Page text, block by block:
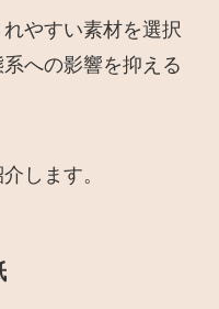
やすい素材を選択
への影響を抑える
します。